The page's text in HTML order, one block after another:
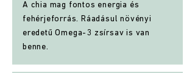
A chia mag fontos energia és
fehérjeforrás. Ráadásul növényi
eredetű Omega-3 zsírsav is van
benne.